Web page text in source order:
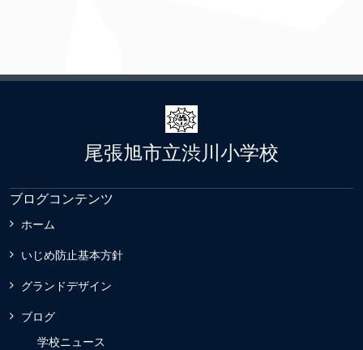
尾張旭市立渋川小学校
ブログコンテンツ
ホーム
いじめ防止基本方針
グランドデザイン
ブログ
学校ニュース